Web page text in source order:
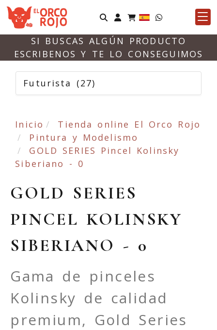
Identifícate
SI BUSCAS ALGÚN PRODUCTO
ESCRIBENOS Y TE LO CONSEGUIMOS
Futurista (27)
Inicio
Tienda online El Orco Rojo
Pintura y Modelismo
GOLD SERIES Pincel Kolinsky
Siberiano - 0
GOLD SERIES
PINCEL KOLINSKY
SIBERIANO - 0
Gama de pinceles
Kolinsky de calidad
premium, Gold Series